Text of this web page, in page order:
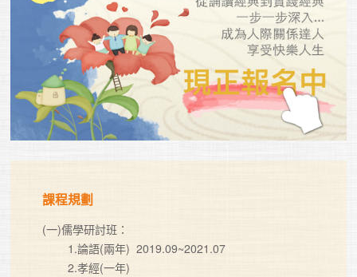
課程規劃
(一)儒學研討班：
        2.孝經(一年)